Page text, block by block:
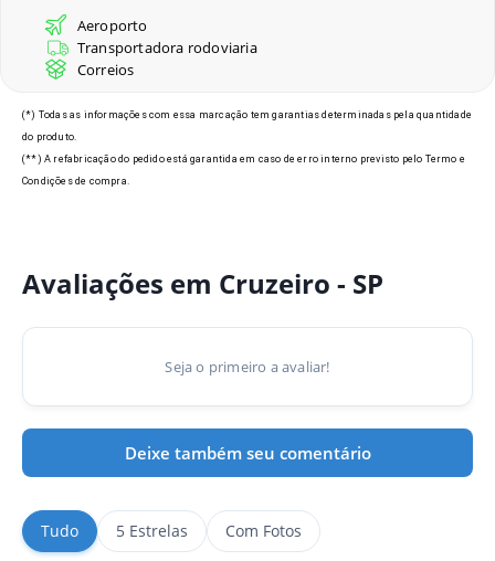
Modelos de Crachás em
Cruzeiro - SP
Aeroporto
Transportadora rodoviaria
Correios
(*) Todas as informações com essa marcação tem garantias determinadas pela quantidade
do produto.
(**) A refabricação do pedido está garantida em caso de erro interno previsto pelo Termo e
Condições de compra.
Avaliações em Cruzeiro - SP
Seja o primeiro a avaliar!
Deixe também seu comentário
Tudo 5 Estrelas Com Fotos